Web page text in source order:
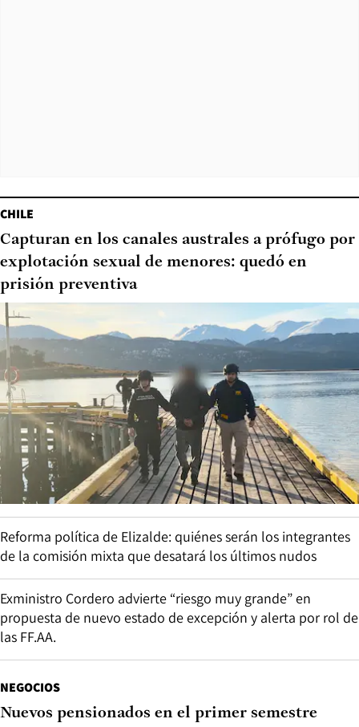
CHILE
Capturan en los canales australes a prófugo por
explotación sexual de menores: quedó en
prisión preventiva
Reforma política de Elizalde: quiénes serán los integrantes
de la comisión mixta que desatará los últimos nudos
Exministro Cordero advierte “riesgo muy grande” en
propuesta de nuevo estado de excepción y alerta por rol de
las FF.AA.
NEGOCIOS
Nuevos pensionados en el primer semestre